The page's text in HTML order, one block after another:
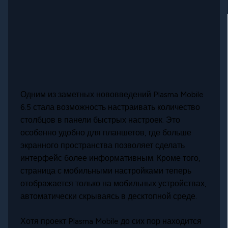
Одним из заметных нововведений Plasma Mobile
6.5 стала возможность настраивать количество
столбцов в панели быстрых настроек. Это
особенно удобно для планшетов, где больше
экранного пространства позволяет сделать
интерфейс более информативным. Кроме того,
страница с мобильными настройками теперь
отображается только на мобильных устройствах,
автоматически скрываясь в десктопной среде.
Хотя проект Plasma Mobile до сих пор находится